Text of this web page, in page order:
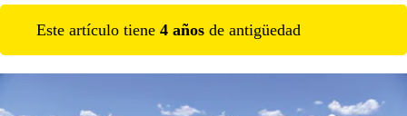
Este artículo tiene 4 años de antigüedad